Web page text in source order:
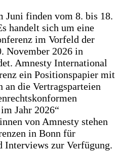
Juni finden vom 8. bis 18.
handelt sich um eine
im Vorfeld der
November 2026 in
Amnesty International
ein Positionspapier mit
an die Vertragsparteien
Jahr 2026“
von Amnesty stehen
in Bonn für
Interviews zur Verfügung.